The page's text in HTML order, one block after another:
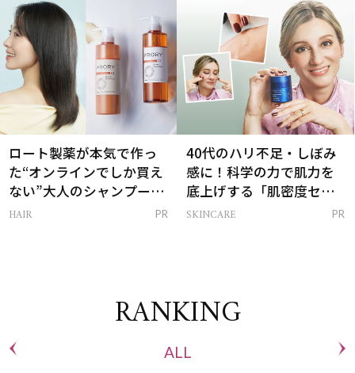
ロート製薬が本気で作っ
た“オンラインでしか買え
ない”大人のシャンプー＆
トリートメントって？
HAIR PR
40代のハリ不足・しぼみ
感に！科学の力で肌力を
底上げする「肌密度セラ
ム」
SKINCARE PR
RANKING
ALL